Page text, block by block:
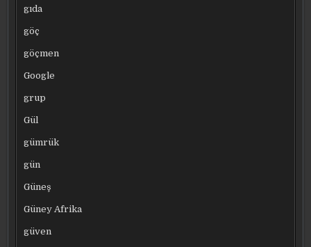
gıda
göç
göçmen
Google
grup
Gül
gümrük
gün
Güneş
Güney Afrika
güven